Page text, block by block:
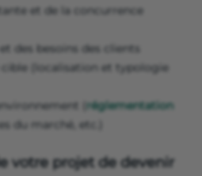
et de la concurrence
des besoins des clients
cible (localisation et typologie
( réglementation
du marché, etc.)
votre projet de devenir